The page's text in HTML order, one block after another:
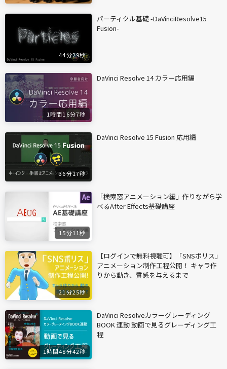
44分29秒
パーティクル基礎 -DaVinciResolve15
Fusion-
1時間16分7秒
DaVinci Resolve 14 カラー応用編
36分17秒
DaVinci Resolve 15 Fusion 応用編
15分11秒
「検索窓アニメーション編」作りながら学
べるAfter Effects基礎講座
21分25秒
【ログインで無料視聴可】「SNSポリス」
アニメーション制作工程公開！ キャラ作
りから動き、質感を与えるまで
1時間48分42秒
DaVinci Resolveカラーグレーディング
BOOK 連動 動画で見るグレーディング工
程